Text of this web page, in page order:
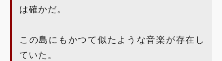
は確かだ。
この島にもかつて似たような音楽が存在し
ていた。